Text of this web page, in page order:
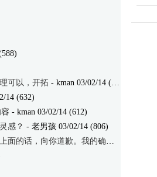
可以，开拓 - kman 03/02/14 (636)
14 (632)
- kman 03/02/14 (612)
感？ - 老男孩 03/02/14 (806)
的话，向你道歉。我的确没